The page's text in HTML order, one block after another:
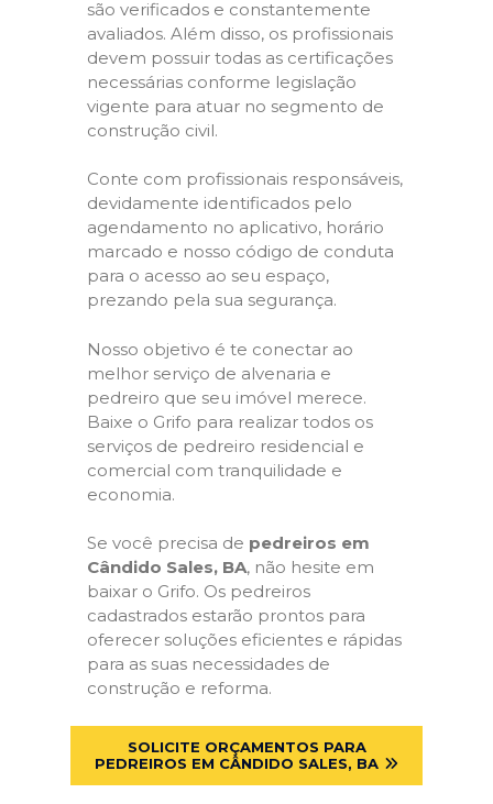
são verificados e constantemente
avaliados. Além disso, os profissionais
devem possuir todas as certificações
necessárias conforme legislação
vigente para atuar no segmento de
construção civil.
Conte com profissionais responsáveis,
devidamente identificados pelo
agendamento no aplicativo, horário
marcado e nosso código de conduta
para o acesso ao seu espaço,
prezando pela sua segurança.
Nosso objetivo é te conectar ao
melhor serviço de alvenaria e
pedreiro que seu imóvel merece.
Baixe o Grifo para realizar todos os
serviços de pedreiro residencial e
comercial com tranquilidade e
economia.
Se você precisa de pedreiros em
Cândido Sales, BA, não hesite em
baixar o Grifo. Os pedreiros
cadastrados estarão prontos para
oferecer soluções eficientes e rápidas
para as suas necessidades de
construção e reforma.
SOLICITE ORÇAMENTOS PARA
PEDREIROS EM CÂNDIDO SALES, BA